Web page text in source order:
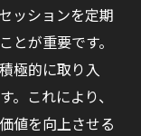
ッションを定期
とが重要です。
極的に取り入
。これにより、
値を向上させる